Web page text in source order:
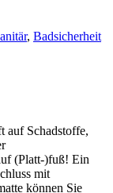
, Badsicherheit
auf Schadstoffe,
(Platt-)fuß! Ein
mit
können Sie